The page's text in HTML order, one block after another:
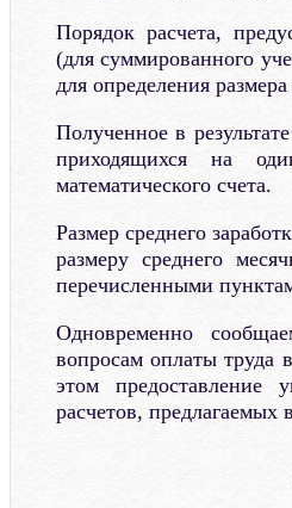
Порядок расчета,
(для суммированного
для определения
Полученное в
приходящихся на
математического счета.
Размер среднего
размеру среднего
перечисленными
Одновременно
вопросам оплаты труда
этом предоставление
расчетов, предлагаемых